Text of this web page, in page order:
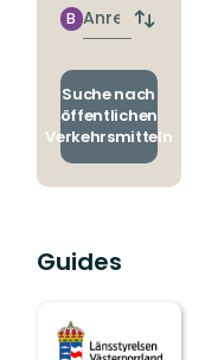
finden
Anreise
B
Suche nach
öffentlichen
Verkehrsmitteln
Guides